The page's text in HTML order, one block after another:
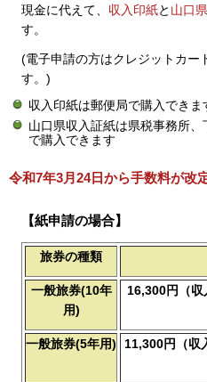
現金に代えて、 収入印紙と 山口
す。
(電子申請の方はクレジットカー
す。)
収入印紙は郵便局で購入できま
山口県収入証紙は県税事務所
で購入できます
令和7年3月24日から手数料が改
【紙申請の場合】
旅券の種類
一般旅券(10年
用)
16,300円（
一般旅券(5年用)
11,300円（収